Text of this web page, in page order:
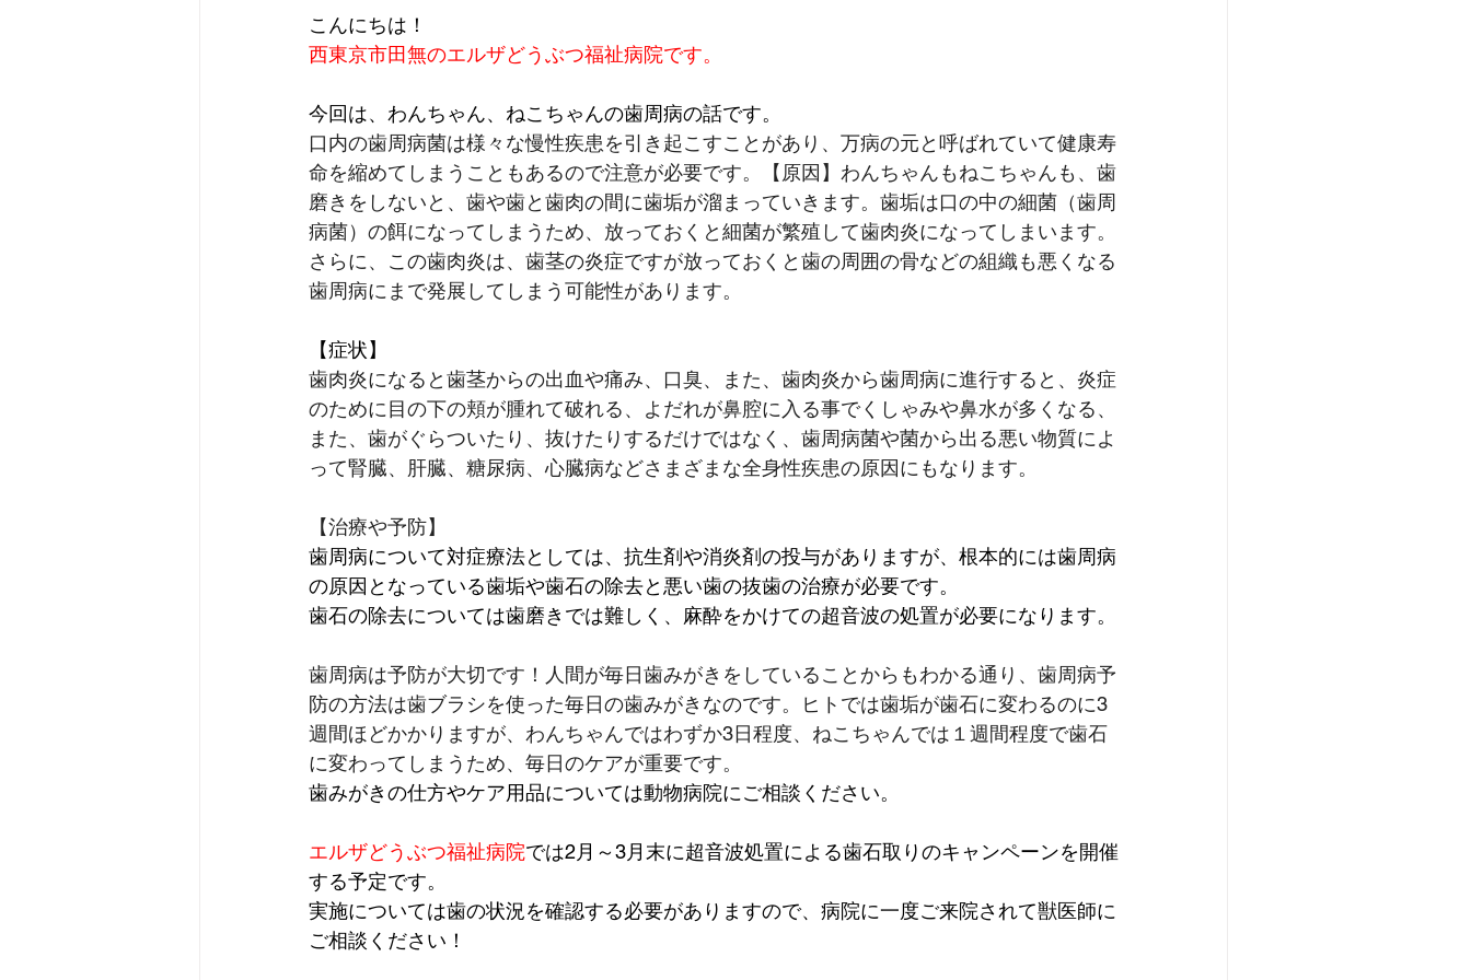
こんにちは！
西東京市田無のエルザどうぶつ福祉病院です。
今回は、わんちゃん、ねこちゃんの歯周病の話です。
口内の歯周病菌は様々な慢性疾患を引き起こすことがあり、万病の元と呼ばれていて健康寿
命を縮めてしまうこともあるので注意が必要です。
【原因】 わんちゃんもねこちゃんも、歯
磨きをしないと、歯や歯と歯肉の間に歯垢が溜まっていきます。歯垢は口の中の細菌（歯周
病菌）の餌になってしまうため、放っておくと細菌が繁殖して歯肉炎になってしまいます。
さらに、この歯肉炎は、歯茎の炎症ですが放っておくと歯の周囲の骨などの組織も悪くなる
歯周病にまで発展してしまう可能性があります。
【症状】
歯肉炎になると歯茎からの出血や痛み、口臭、また、歯肉炎から歯周病に進行すると、炎症
のために目の下の頬が腫れて破れる、よだれが鼻腔に入る事でくしゃみや鼻水が多くなる、
また、歯がぐらついたり、抜けたりするだけではなく、歯周病菌や菌から出る悪い物質によ
って腎臓、肝臓、糖尿病、心臓病などさまざまな全身性疾患の原因にもなります。
【治療や予防】
歯周病について対症療法としては、抗生剤や消炎剤の投与がありますが、根本的には歯周病
の原因となっている歯垢や歯石の除去と悪い歯の抜歯の治療が必要です。
歯石の除去については歯磨きでは難しく、麻酔をかけての超音波の処置が必要になります。
歯周病は予防が大切です！人間が毎日歯みがきをしていることからもわかる通り、歯周病予
防の方法は歯ブラシを使った毎日の歯みがきなのです。ヒトでは歯垢が歯石に変わるのに3
週間ほどかかりますが、わんちゃんではわずか3日程度、ねこちゃんでは１週間程度で歯石
に変わってしまうため、毎日のケアが重要です。
歯みがきの仕方やケア用品については動物病院にご相談ください。
エルザどうぶつ福祉病院では2月～3月末に超音波処置による歯石取りのキャンペーンを開催
する予定です。
実施については歯の状況を確認する必要がありますので、病院に一度ご来院されて獣医師に
ご相談ください！